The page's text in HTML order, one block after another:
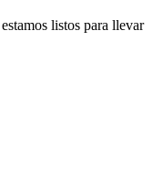
listos para llevar